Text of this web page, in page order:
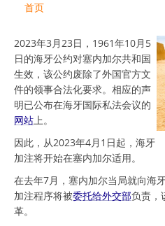
首页
2023年3月23日，1961年10月5
日的海牙公约对塞内加尔共和国
生效，该公约废除了外国官方文
件的领事合法化要求。相应的声
明已公布在海牙国际私法会议的
网站上。
因此，从2023年4月1日起，海牙
加注将开始在塞内加尔适用。
在去年7月，塞内加尔当局就向海
加注程序将被委托给外交部负责，
革。